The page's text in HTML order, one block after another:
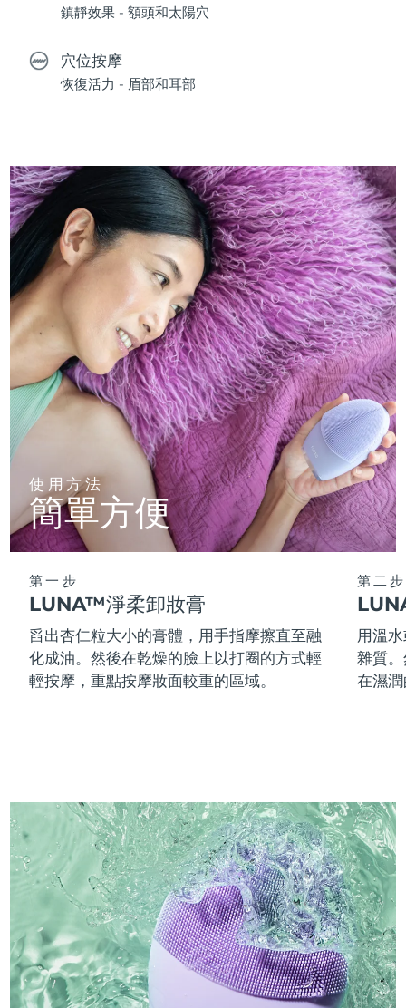
鎮靜效果 - 額頭和太陽穴
穴位按摩
恢復活力 - 眉部和耳部
使用方法
簡單方便
第一步
LUNA™淨柔卸妝膏
舀出杏仁粒大小的膏體，用手指摩擦直至融
化成油。然後在乾燥的臉上以打圈的方式輕
輕按摩，重點按摩妝面較重的區域。
第二步
用溫
雜質
在濕